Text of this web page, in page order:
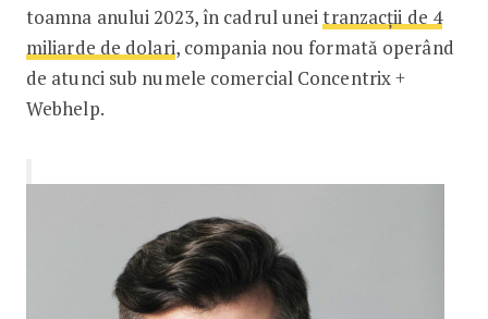
toamna anului 2023, în cadrul uneitranzacții de 4
miliarde de dolari, compania nou formată operând
de atunci sub numele comercial Concentrix +
Webhelp.